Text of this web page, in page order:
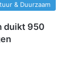
& Duurzaam
duikt 950